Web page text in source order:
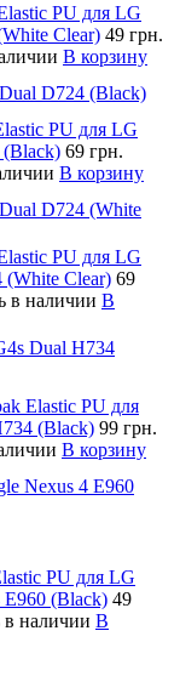
PU для LG
Clear) 49 грн.
В корзину
D724 (Black)
PU для LG
(Black) 69 грн.
В корзину
D724 (White
PU для LG
(White Clear) 69
в наличии В
Dual H734
Elastic PU для
(Black) 99 грн.
В корзину
Nexus 4 E960
PU для LG
E960 (Black) 49
в наличии В